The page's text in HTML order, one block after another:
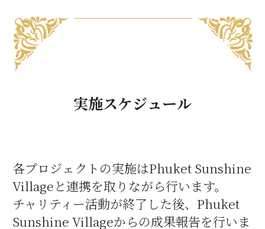
実施スケジュール
各プロジェクトの実施はPhuket Sunshine
Villageと連携を取りながら行います。
チャリティー活動が終了した後、Phuket
Sunshine Villageからの成果報告を行いま